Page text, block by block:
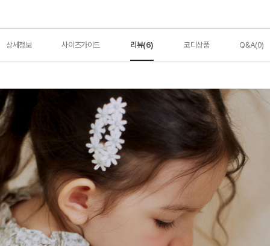
상세정보 사이즈가이드 리뷰(6) 코디상품 Q&A(0)